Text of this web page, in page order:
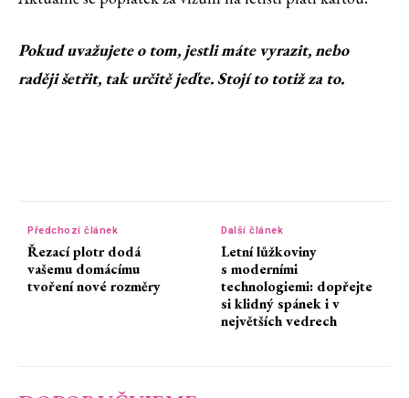
Pokud uvažujete o tom, jestli máte vyrazit, nebo
raději šetřit, tak určitě jeďte. Stojí to totiž za to.
Předchozí článek
Řezací plotr dodá
vašemu domácímu
tvoření nové rozměry
Další článek
Letní lůžkoviny
s moderními
technologiemi: dopřejte
si klidný spánek i v
největších vedrech